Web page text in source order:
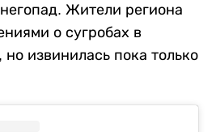
Жители региона
о сугробах в
извинилась пока только